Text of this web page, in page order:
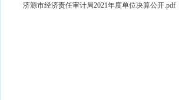
济源市经济责任审计局2021年度单位决算公开.pdf